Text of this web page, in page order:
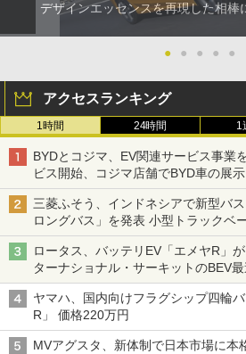
デザインエッセンスを再現した相棒
● ● ● ● ●
アクセスランキング
1時間 24時間 1
BYDとコジマ、EV関連サービス事業
ビス開始、コジマ店舗でBYD車の展
三菱ふそう、インドネシアで新型バ
ロングバス」を発表 小型トラックベ
バス
ロータス、バッテリEV「エメヤR」
ターナショナル・サーキットのBEV
ヤマハ、国内向けフラグシップ四輪
R」 価格220万円
MVアグスタ、新体制で日本市場に本